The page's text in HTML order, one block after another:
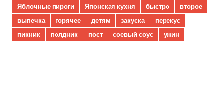
Яблочные пироги
Японская кухня быстро
второе
выпечка
горячее детям закуска
перекус
пикник
полдник пост соевый соус ужин